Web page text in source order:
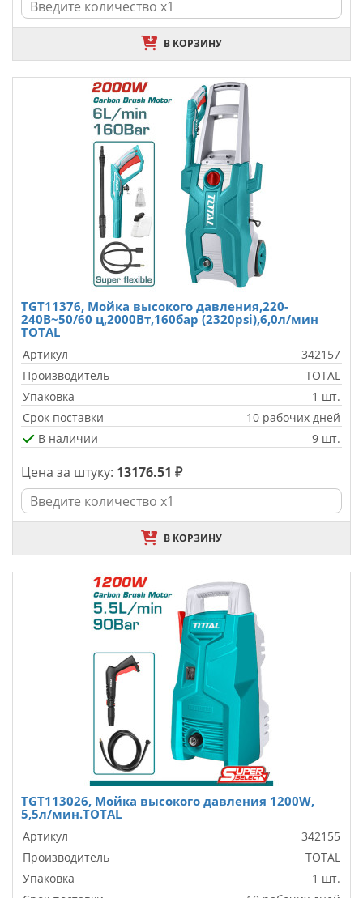
В КОРЗИНУ
TGT11376, Мойка высокого давления,220-
240В~50/60 ц,2000Вт,160бар (2320psi),6,0л/мин
TOTAL
Артикул
342157
Производитель
TOTAL
Упаковка
1 шт.
Срок поставки
10 рабочих дней
В наличии
9 шт.
Цена за штуку: 13176.51 ₽
В КОРЗИНУ
TGT113026, Мойка высокого давления 1200W,
5,5л/мин.TOTAL
Артикул
342155
Производитель
TOTAL
Упаковка
1 шт.